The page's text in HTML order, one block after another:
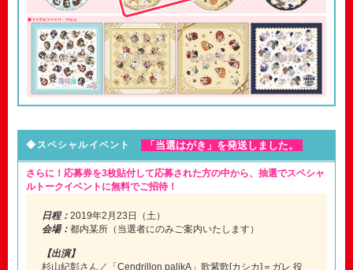
◆スペシャルイベント 「当選はがき」を発送しました。
さらに！応募券を3枚貼付して応募された方の中から、抽選でスペシャ
ルトークイベントに無料でご招待！
日程：2019年2月23日（土）
会場：都内某所（当選者にのみご案内いたします）
【出演】
杉山紀彰さん／「Cendrillon palikA」歌紫歌[カシカ]＝ガレ 役